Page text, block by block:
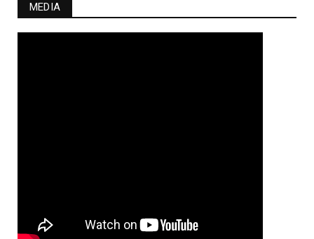
MEDIA